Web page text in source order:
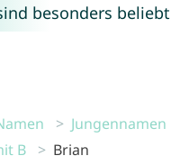
besonders beliebt
Jungennamen
B
Brian